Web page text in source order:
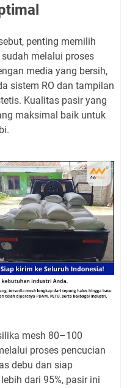
penting memilih
melalui proses
media yang bersih,
sistem RO dan tampilan
Kualitas pasir yang
maksimal baik untuk
mesh 80–100
proses pencucian
debu dan siap
dari 95%, pasir ini